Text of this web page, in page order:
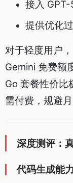
接入 GPT-
提供优化
对于轻度用户
Gemini 免费额
Go 套餐性价比
需付费，规避月
深度测评：
代码生成能力